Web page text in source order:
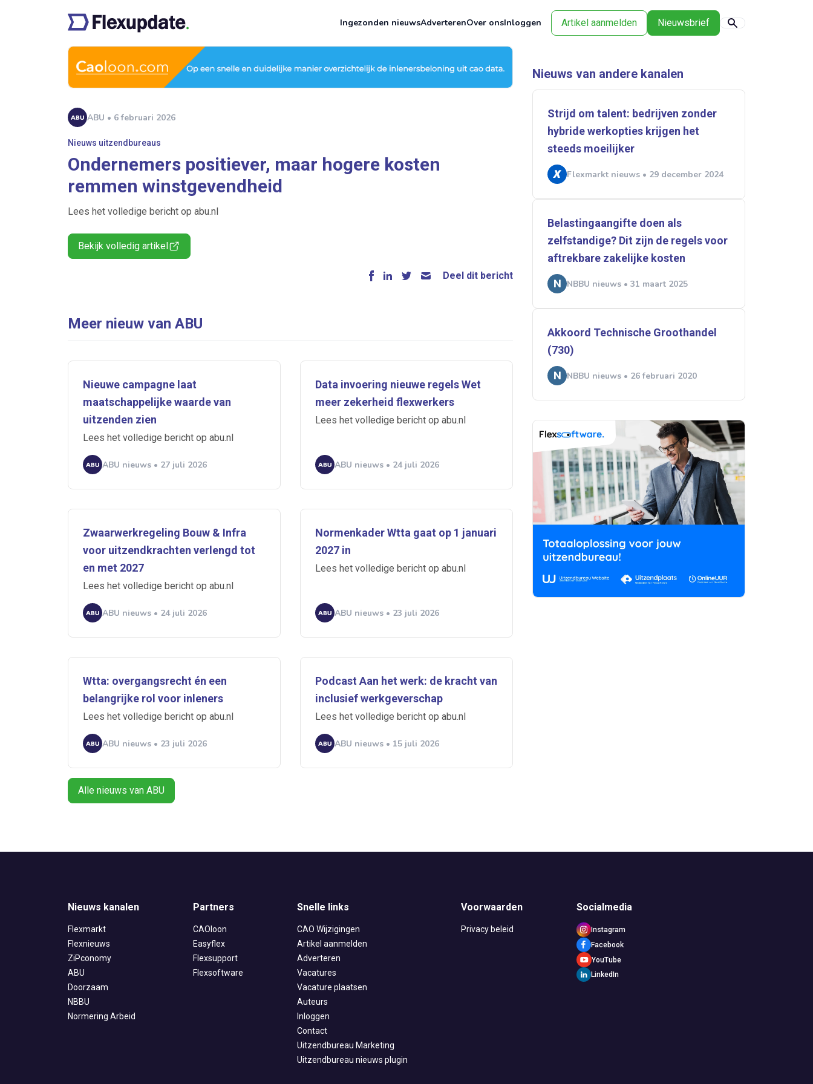
Ingezonden nieuwsAdverterenOver onsInloggen Artikel aanmelden Nieuwsbrief
ABU • 6 februari 2026
Nieuws uitzendbureaus
Ondernemers positiever, maar hogere kosten
remmen winstgevendheid
Lees het volledige bericht op abu.nl
Bekijk volledig artikel
Deel dit bericht
Meer nieuw van ABU
Nieuwe campagne laat
maatschappelijke waarde van
uitzenden zien
Lees het volledige bericht op abu.nl
ABU nieuws • 27 juli 2026
Data invoering nieuwe regels Wet
meer zekerheid flexwerkers
Lees het volledige bericht op abu.nl
ABU nieuws • 24 juli 2026
Zwaarwerkregeling Bouw & Infra
voor uitzendkrachten verlengd tot
en met 2027
Lees het volledige bericht op abu.nl
ABU nieuws • 24 juli 2026
Normenkader Wtta gaat op 1 januari
2027 in
Lees het volledige bericht op abu.nl
ABU nieuws • 23 juli 2026
Wtta: overgangsrecht én een
belangrijke rol voor inleners
Lees het volledige bericht op abu.nl
ABU nieuws • 23 juli 2026
Podcast Aan het werk: de kracht van
inclusief werkgeverschap
Lees het volledige bericht op abu.nl
ABU nieuws • 15 juli 2026
Alle nieuws van ABU
Nieuws van andere kanalen
Strijd om talent: bedrijven zonder
hybride werkopties krijgen het
steeds moeilijker
Flexmarkt nieuws • 29 december 2024
Belastingaangifte doen als
zelfstandige? Dit zijn de regels voor
aftrekbare zakelijke kosten
NBBU nieuws • 31 maart 2025
Akkoord Technische Groothandel
(730)
NBBU nieuws • 26 februari 2020
Ontvang vacatures direct in je mailbox
Alerts ontvangen
Nieuws kanalen
Flexmarkt
Flexnieuws
ZiPconomy
ABU
Doorzaam
NBBU
Normering Arbeid
Partners
CAOloon
Easyflex
Flexsupport
Flexsoftware
Snelle links
CAO Wijzigingen
Artikel aanmelden
Adverteren
Vacatures
Vacature plaatsen
Auteurs
Inloggen
Contact
Uitzendbureau Marketing
Uitzendbureau nieuws plugin
Voorwaarden
Privacy beleid
Socialmedia
Instagram
Facebook
YouTube
LinkedIn